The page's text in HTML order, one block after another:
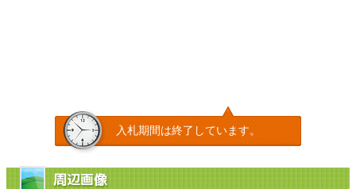
入札期間は終了しています。
周辺画像